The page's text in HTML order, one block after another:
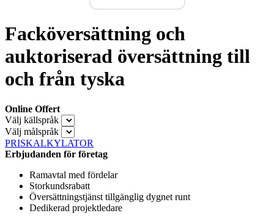
Facköversättning och
auktoriserad översättning till
och från tyska
Online Offert
Välj källspråk
Välj målspråk
PRISKALKYLATOR
Erbjudanden för företag
Ramavtal med fördelar
Storkundsrabatt
Översättningstjänst tillgänglig dygnet runt
Dedikerad projektledare